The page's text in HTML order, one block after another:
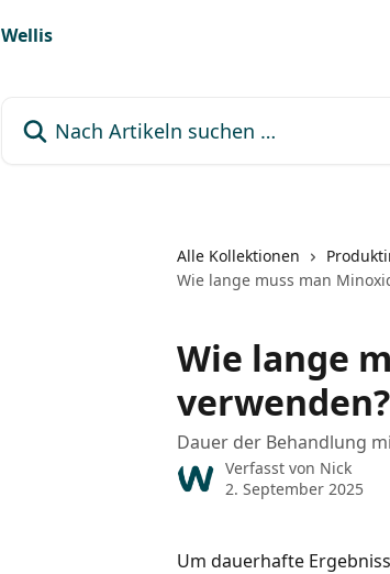
Wellis
Alle Kollektionen
Wie lange muss man
Wie lange
verwenden?
Dauer der Behandlung
Verfasst von Nick
2. September 2025
Um dauerhafte